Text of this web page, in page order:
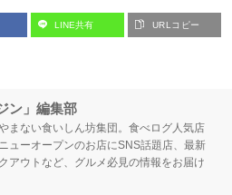
LINE共有 URLコピー
ン」編集部
まない食いしん坊集団。食べログ人気店
ューオープンのお店にSNS話題店、最新
アウトなど、グルメ必見の情報をお届け